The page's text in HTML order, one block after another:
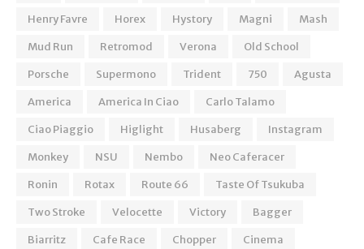
Henry Favre
Horex Hystory Magni
Mash
Mud Run
Retromod Verona
Old School
Porsche
Supermono Trident 750
Agusta
America
America In Ciao
Carlo Talamo
Ciao Piaggio
Higlight Husaberg
Instagram
Monkey
NSU Nembo
Neo Caferacer
Ronin
Rotax Route 66
Taste Of Tsukuba
Two Stroke
Velocette Victory
Bagger
Biarritz
Cafe Race Chopper Cinema